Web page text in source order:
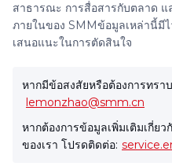
สาธารณะ การสื่อสารกับตลาด
ภายในของ SMMข้อมูลเหล่านี้มีไ
เสนอแนะในการตัดสินใจ
หากมีข้อสงสัยหรือต้องการทร
lemonzhao@smm.cn
หากต้องการข้อมูลเพิ่มเติมเกี่ย
ของเรา โปรดติดต่อ: